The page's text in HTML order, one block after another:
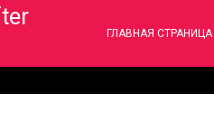
ГЛАВНАЯ СТРАНИЦА